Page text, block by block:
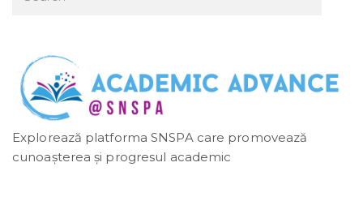
Explorează platforma SNSPA care promovează
cunoașterea și progresul academic